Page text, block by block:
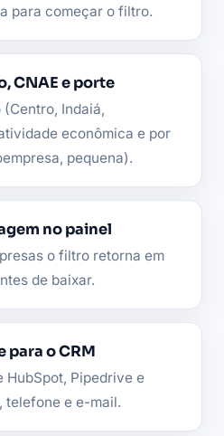
para começar o filtro.
CNAE e porte
Indaiá,
econômica e por
pequena).
no painel
o filtro retorna em
de baixar.
para o CRM
HubSpot, Pipedrive e
telefone e e-mail.